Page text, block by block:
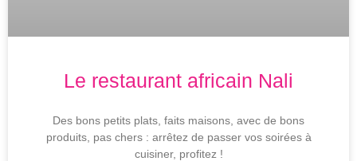
Le restaurant africain Nali
Des bons petits plats, faits maisons, avec de bons
produits, pas chers : arrêtez de passer vos soirées à
cuisiner, profitez !